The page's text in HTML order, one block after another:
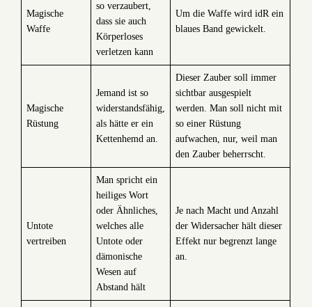
Magische
Waffe
so verzaubert,
dass sie auch
Körperloses
verletzen kann
Um die Waffe wird idR ein
blaues Band gewickelt.
Magische
Rüstung
Jemand ist so
widerstandsfähig,
als hätte er ein
Kettenhemd an.
Dieser Zauber soll immer
sichtbar ausgespielt
werden. Man soll nicht mit
so einer Rüstung
aufwachen, nur, weil man
den Zauber beherrscht.
Untote
vertreiben
Man spricht ein
heiliges Wort
oder Ähnliches,
welches alle
Untote oder
dämonische
Wesen auf
Abstand hält
Je nach Macht und Anzahl
der Widersacher hält dieser
Effekt nur begrenzt lange
an.